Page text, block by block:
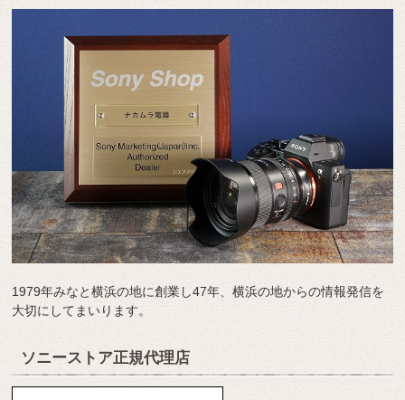
1979年みなと横浜の地に創業し47年、横浜の地からの情報発信を
大切にしてまいります。
ソニーストア正規代理店